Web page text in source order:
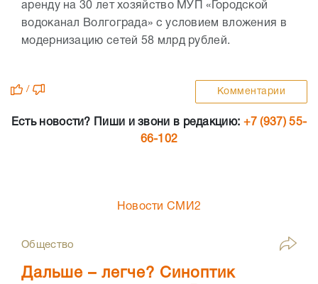
аренду на 30 лет хозяйство МУП «Городской
водоканал Волгограда» с условием вложения в
модернизацию сетей 58 млрд рублей.
/ Комментарии
Есть новости? Пиши и звони в редакцию: +7 (937) 55-
66-102
Новости СМИ2
Общество
Дальше – легче? Синоптик